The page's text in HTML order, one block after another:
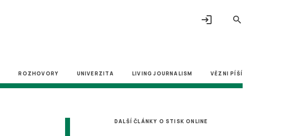
search
login
ROZHOVORY UNIVERZITA LIVING JOURNALISM VĚZNI PÍŠÍ
DALŠÍ ČLÁNKY O STISK ONLINE